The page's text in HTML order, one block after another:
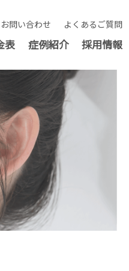
お問い合わせ よくあるご質問
表 症例紹介 採用情報